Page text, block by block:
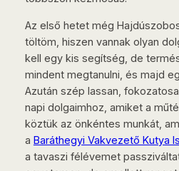
Az első hetet még
töltöm, hiszen vannak olyan
kell egy kis segítség, de
mindent megtanulni, és majd
Azután szép lassan,
napi dolgaimhoz, amiket a
köztük az önkéntes munkát,
a Baráthegyi Vakvezető Kutya
a tavaszi félévemet